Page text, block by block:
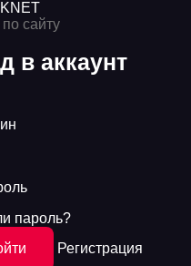
NET
в аккаунт
пароль?
Регистрация